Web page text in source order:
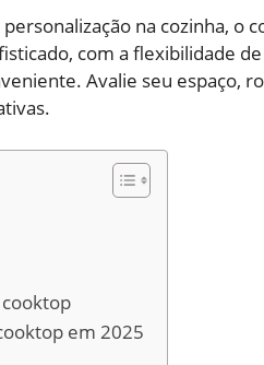
na cozinha, o
com a flexibilidade
Avalie seu espaço,
em 2025